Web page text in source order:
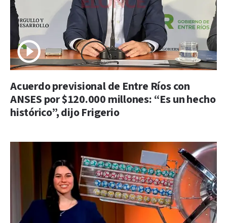
Acuerdo previsional de Entre Ríos con
ANSES por $120.000 millones: “Es un hecho
histórico”, dijo Frigerio